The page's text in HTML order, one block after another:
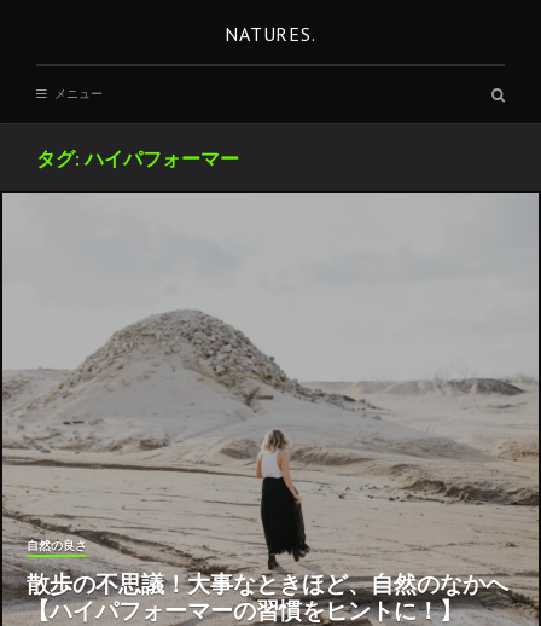
NATURES.
メニュー
ス
タグ:ハイパフォーマー
自然の良さ
散歩の不思議！大事なときほど、自然のなかへ
【ハイパフォーマーの習慣をヒントに！】